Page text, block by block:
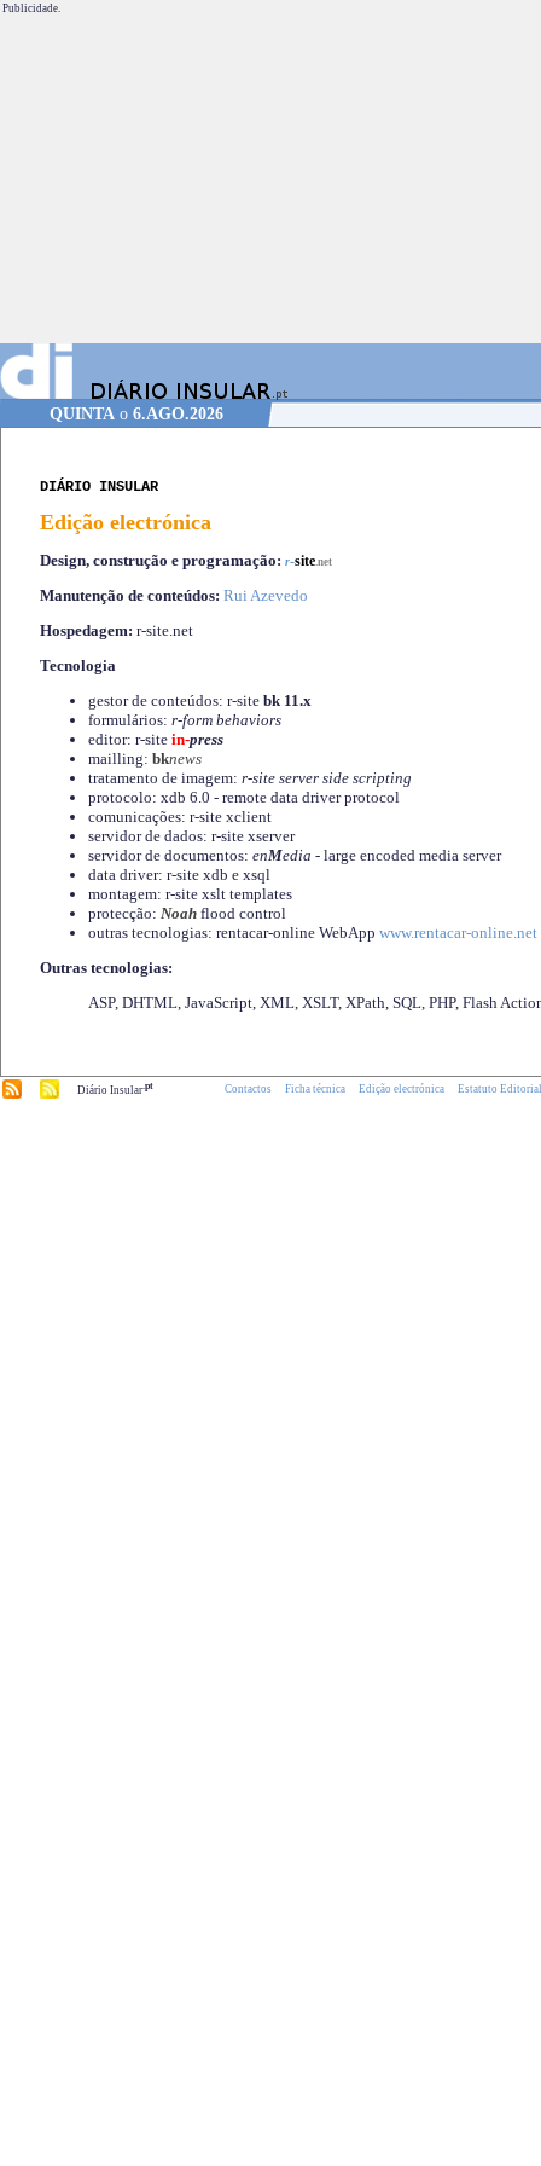
Publicidade.
QUINTAo 6.AGO.2026
DIÁRIO INSULAR
Edição electrónica
Design, construção e programação: r-site.net
Manutenção de conteúdos: Rui Azevedo
Hospedagem: r-site.net
Tecnologia
gestor de conteúdos: r-site bk 11.x
formulários: r-form behaviors
editor: r-site in-press
mailling: bknews
tratamento de imagem: r-site server side scripting
protocolo: xdb 6.0 - remote data driver protocol
comunicações: r-site xclient
servidor de dados: r-site xserver
servidor de documentos: enMedia - large encoded media server
data driver: r-site xdb e xsql
montagem: r-site xslt templates
protecção: Noah flood control
outras tecnologias: rentacar-online WebApp www.rentacar-online.net
Outras tecnologias:
ASP, DHTML, JavaScript, XML, XSLT, XPath, SQL, PHP, Flash
Diário Insular.pt Contactos Ficha técnica Edição electrónica Estatuto Editorial